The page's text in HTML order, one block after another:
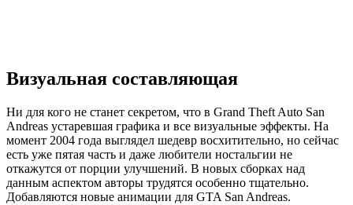
Визуальная составляющая
Ни для кого не станет секретом, что в Grand Theft Auto San
Andreas устаревшая графика и все визуальные эффекты. На
момент 2004 года выглядел шедевр восхитительно, но сейчас
есть уже пятая часть и даже любители ностальгии не
откажутся от порции улучшений. В новых сборках над
данным аспектом авторы трудятся особенно тщательно.
Добавляются новые анимации для GTA San Andreas.